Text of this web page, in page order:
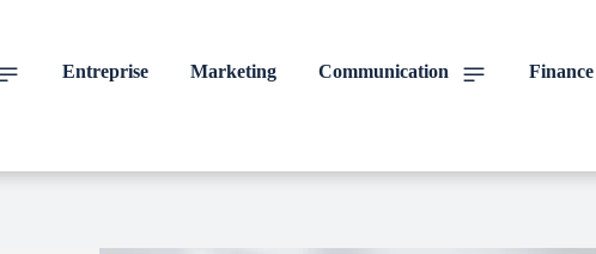
Entreprise Marketing Communication Finance